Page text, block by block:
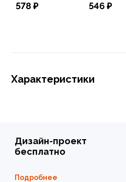
578 ₽ 546 ₽
Характеристики
Дизайн-проект
бесплатно
Подробнее